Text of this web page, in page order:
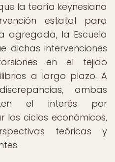
la teoría keynesiana
estatal para
agregada, la Escuela
dichas intervenciones
en el tejido
a largo plazo. A
ambas
el interés por
los ciclos económicos,
teóricas y